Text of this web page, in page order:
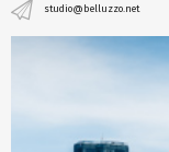
studio@belluzzo.net